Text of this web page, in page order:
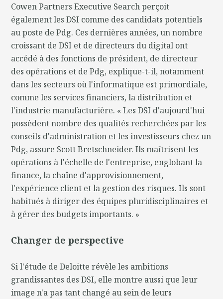
Cowen Partners Executive Search perçoit
également les DSI comme des candidats potentiels
au poste de Pdg. Ces dernières années, un nombre
croissant de DSI et de directeurs du digital ont
accédé à des fonctions de président, de directeur
des opérations et de Pdg, explique-t-il, notamment
dans les secteurs où l'informatique est primordiale,
comme les services financiers, la distribution et
l'industrie manufacturière. « Les DSI d'aujourd'hui
possèdent nombre des qualités recherchées par les
conseils d'administration et les investisseurs chez un
Pdg, assure Scott Bretschneider. Ils maîtrisent les
opérations à l'échelle de l'entreprise, englobant la
finance, la chaîne d'approvisionnement,
l'expérience client et la gestion des risques. Ils sont
habitués à diriger des équipes pluridisciplinaires et
à gérer des budgets importants. »
Changer de perspective
Si l'étude de Deloitte révèle les ambitions
grandissantes des DSI, elle montre aussi que leur
image n'a pas tant changé au sein de leurs